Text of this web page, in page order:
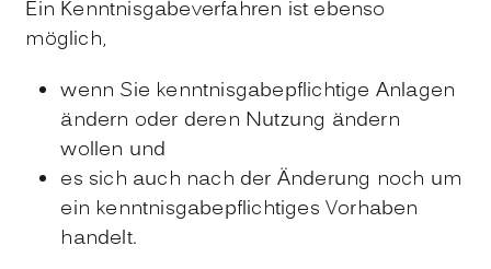
Ein Kenntnisgabeverfahren ist ebenso
möglich,
wenn Sie kenntnisgabepflichtige Anlagen
ändern oder deren Nutzung ändern
wollen und
es sich auch nach der Änderung noch um
ein kenntnisgabepflichtiges Vorhaben
handelt.